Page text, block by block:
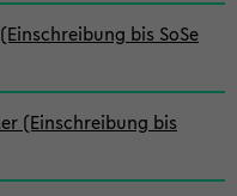
bis SoSe
(Einschreibung bis